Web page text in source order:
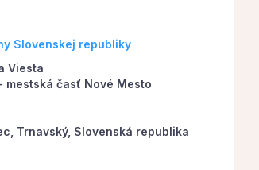
Slovenskej republiky
Viesta
mestská časť Nové Mesto
Trnavský, Slovenská republika